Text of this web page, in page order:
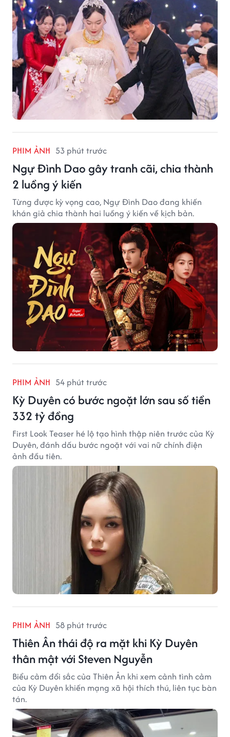
PHIM ẢNH 53 phút trước
Ngự Đình Dao gây tranh cãi, chia thành
2 luồng ý kiến
Từng được kỳ vọng cao, Ngự Đình Dao đang khiến
khán giả chia thành hai luồng ý kiến về kịch bản.
PHIM ẢNH 54 phút trước
Kỳ Duyên có bước ngoặt lớn sau số tiền
332 tỷ đồng
First Look Teaser hé lộ tạo hình thập niên trước của Kỳ
Duyên, đánh dấu bước ngoặt với vai nữ chính điện
ảnh đầu tiên.
PHIM ẢNH 58 phút trước
Thiên Ân thái độ ra mặt khi Kỳ Duyên
thân mật với Steven Nguyễn
Biểu cảm đổi sắc của Thiên Ân khi xem cảnh tình cảm
của Kỳ Duyên khiến mạng xã hội thích thú, liên tục bàn
tán.